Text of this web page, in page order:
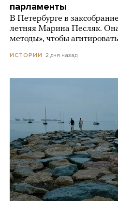
парламенты
В Петербурге в
летняя Марина Песляк.
методы», чтобы
ИСТОРИИ 2 дня назад